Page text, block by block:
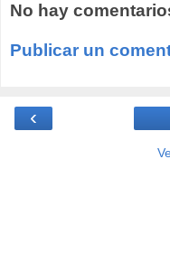
No hay
Publicar un
‹